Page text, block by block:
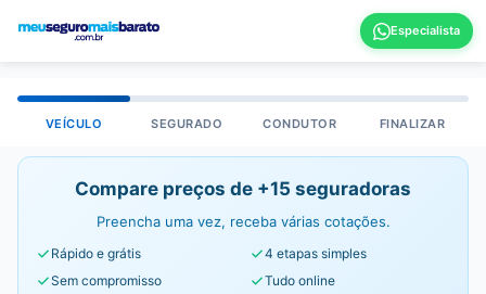
VEÍCULO SEGURADO CONDUTOR FINALIZAR
Compare preços de +15 seguradoras
Preencha uma vez, receba várias cotações.
Rápido e grátis
4 etapas simples
Sem compromisso
Tudo online